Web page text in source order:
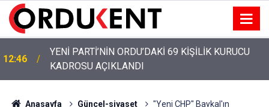
12:46
YENİ PARTİ’NİN ORDU’DAKİ 69 KİŞİLİK KURUCU
KADROSU AÇIKLANDI
Anasayfa Güncel-siyaset
"Yeni ÇHP" Baykal'ın